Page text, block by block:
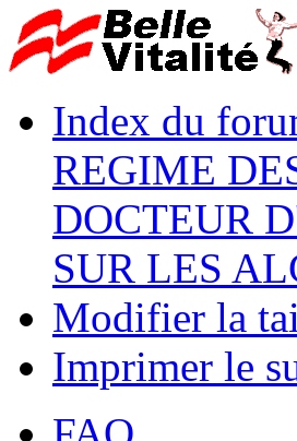
Index du
REGIME
DOCTEUR
SUR LES
Modifier la
Imprimer le